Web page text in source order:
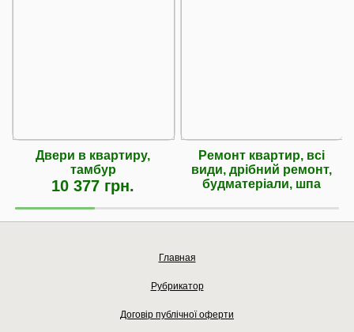
Двери в квартиру,
тамбур
10 377 грн.
Ремонт квартир, всі
види, дрібний ремонт,
будматеріали, шпа
Главная
Рубрикатор
Договір публічної оферти